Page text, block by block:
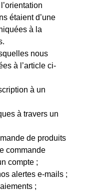
étaient d’une
à la
nous
à l’article ci-
à un
à travers un
de produits
commande
compte ;
alertes e-mails ;
;